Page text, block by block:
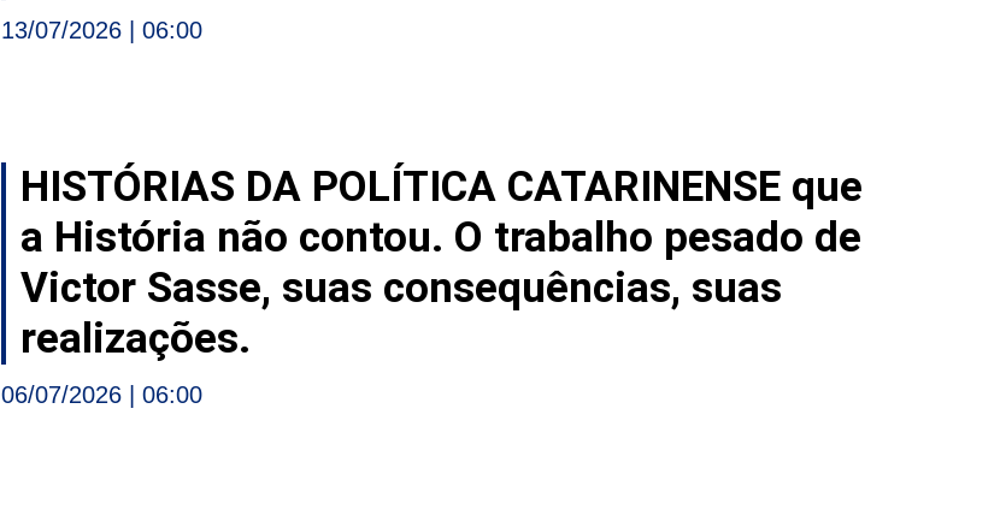
13/07/2026 06:00
HISTÓRIAS DA POLÍTICA CATARINENSE que
a História não contou. O trabalho pesado de
Victor Sasse, suas consequências, suas
realizações.
06/07/2026 06:00